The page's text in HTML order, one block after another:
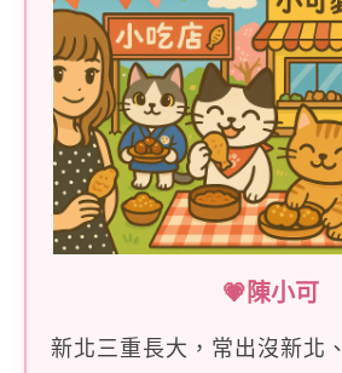
💗陳小可
新北三重長大，常出沒新北